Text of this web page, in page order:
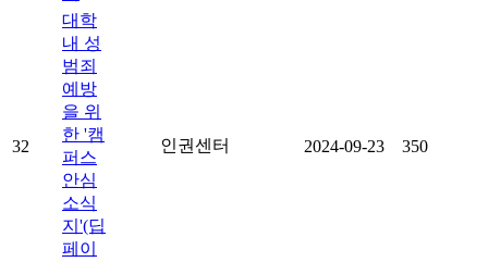
32
대학
내 성
범죄
예방
을 위
한 '캠
퍼스
안심
소식
지'(딥
페이
인권센터 2024-09-23 350